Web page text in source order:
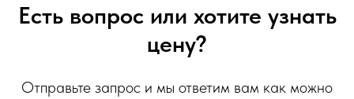
Есть вопрос или хотите узнать
цену?
Отправьте запрос и мы ответим вам как можно